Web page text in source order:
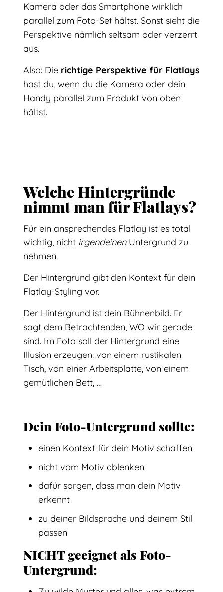
Kamera oder das Smartphone wirklich
parallel zum Foto-Set hältst. Sonst sieht die
Perspektive nämlich seltsam oder verzerrt
aus.
Also: Die richtige Perspektive für Flatlays
hast du, wenn du die Kamera oder dein
Handy parallel zum Produkt von oben
hältst.
Welche Hintergründe
nimmt man für Flatlays?
Für ein ansprechendes Flatlay ist es total
wichtig, nicht irgendeinen Untergrund zu
nehmen.
Der Hintergrund gibt den Kontext für dein
Flatlay-Styling vor.
Der Hintergrund ist dein Bühnenbild.Er
sagt dem Betrachtenden, WO wir gerade
sind. Im Foto soll der Hintergrund eine
Illusion erzeugen: von einem rustikalen
Tisch, von einer Arbeitsplatte, von einem
gemütlichen Bett, …
Dein Foto-Untergrund sollte:
einen Kontext für dein Motiv schaffen
nicht vom Motiv ablenken
dafür sorgen, dass man dein Motiv
erkennt
zu deiner Bildsprache und deinem Stil
passen
NICHT geeignet als Foto-
Untergrund: